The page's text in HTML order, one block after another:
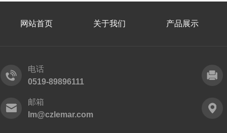
网站首页 关于我们 产品展示
电话
0519-89896111
邮箱
lm@czlemar.com